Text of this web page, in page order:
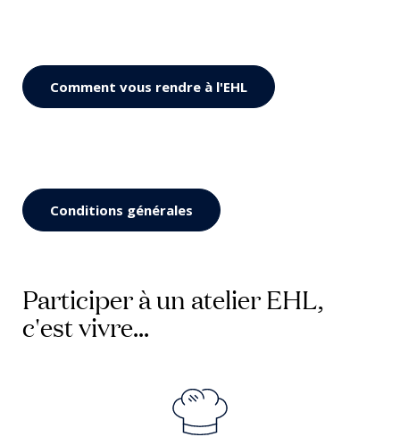
Comment vous rendre à l'EHL
Conditions générales
Participer à un atelier EHL,
c'est vivre...